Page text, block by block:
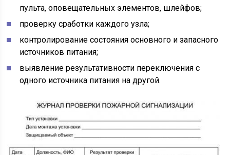
пульта, оповещательных элементов, шлейфов;
проверку сработки каждого узла;
контролирование состояния основного и запасного
источников питания;
выявление результативности переключения с
одного источника питания на другой.